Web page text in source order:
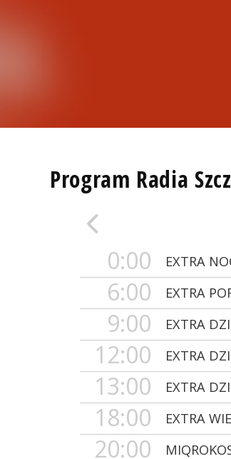
Program Radia
0:00 EXTRA
6:00 EXTRA
9:00 EXTRA
12:00 EXTRA
13:00 EXTRA
18:00 EXTRA
20:00